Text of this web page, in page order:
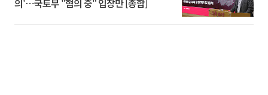
의'⋯국토부 "협의 중" 입장만 [종합]